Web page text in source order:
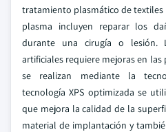
tratamiento plasmático de
plasma incluyen reparar los
durante una cirugía o lesión.
artificiales requiere mejoras en
se realizan mediante la
tecnología XPS optimizada se
que mejora la calidad de la
material de implantación y